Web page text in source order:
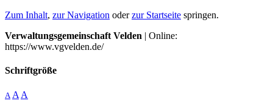
Zum Inhalt, zur Navigation oderzur Startseite springen.
Verwaltungsgemeinschaft Velden | Online:
https://www.vgvelden.de/
Schriftgröße
A A A